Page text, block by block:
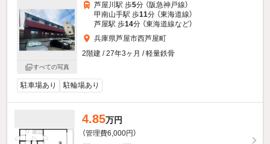
すべての写真
芦屋川駅 歩5分 （阪急神戸線）
甲南山手駅 歩11分 （東海道線）
芦屋駅 歩14分 （東海道線など）
兵庫県芦屋市西芦屋町
2階建 / 27年3ヶ月 / 軽量鉄骨
駐車場あり 駐輪場あり
4.85万円
（管理費6,000円）